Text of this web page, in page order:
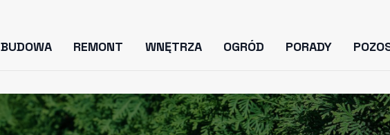
BUDOWA REMONT WNĘTRZA OGRÓD PORADY